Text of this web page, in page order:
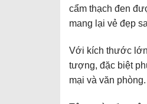
cẩm thạch đen
mang lại vẻ đẹp
Với kích thước lớn
tượng, đặc biệt
mại và văn phòng.